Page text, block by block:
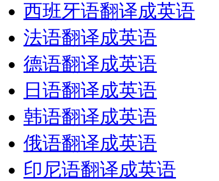
西班牙语翻译成英语
法语翻译成英语
德语翻译成英语
日语翻译成英语
韩语翻译成英语
俄语翻译成英语
印尼语翻译成英语